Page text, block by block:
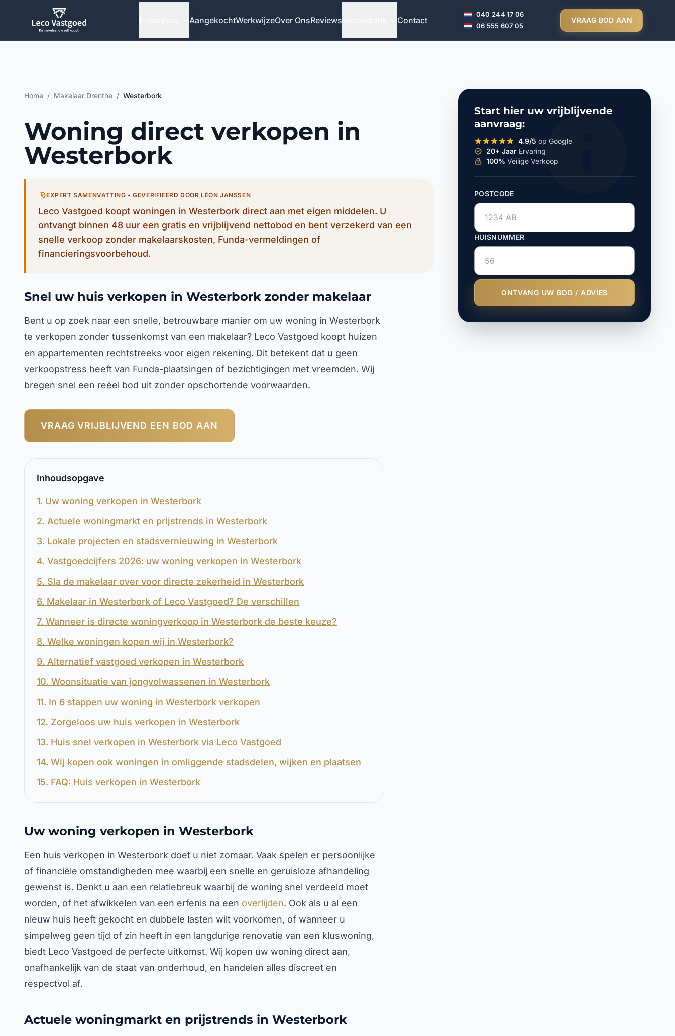
Ga direct naar inhoud
AangekochtWerkwijzeOver OnsReviews Contact
040 244 17 06
06 555 607 05
VRAAG BOD AAN
Home / Makelaar Drenthe / Westerbork
Woning direct verkopen in
Westerbork
EXPERT SAMENVATTING • GEVERIFIEERD DOOR LÉON JANSSEN
Leco Vastgoed koopt woningen in Westerbork direct aan met eigen middelen. U
ontvangt binnen 48 uur een gratis en vrijblijvend nettobod en bent verzekerd van een
snelle verkoop zonder makelaarskosten, Funda-vermeldingen of
financieringsvoorbehoud.
Snel uw huis verkopen in Westerbork zonder makelaar
Bent u op zoek naar een snelle, betrouwbare manier om uw woning in Westerbork
te verkopen zonder tussenkomst van een makelaar? Leco Vastgoed koopt huizen
en appartementen rechtstreeks voor eigen rekening. Dit betekent dat u geen
verkoopstress heeft van Funda-plaatsingen of bezichtigingen met vreemden. Wij
bregen snel een reëel bod uit zonder opschortende voorwaarden.
VRAAG VRIJBLIJVEND EEN BOD AAN
Inhoudsopgave
1. Uw woning verkopen in Westerbork
2. Actuele woningmarkt en prijstrends in Westerbork
3. Lokale projecten en stadsvernieuwing in Westerbork
4. Vastgoedcijfers 2026: uw woning verkopen in Westerbork
5. Sla de makelaar over voor directe zekerheid in Westerbork
6. Makelaar in Westerbork of Leco Vastgoed? De verschillen
7. Wanneer is directe woningverkoop in Westerbork de beste keuze?
8. Welke woningen kopen wij in Westerbork?
9. Alternatief vastgoed verkopen in Westerbork
10. Woonsituatie van jongvolwassenen in Westerbork
11. In 6 stappen uw woning in Westerbork verkopen
12. Zorgeloos uw huis verkopen in Westerbork
13. Huis snel verkopen in Westerbork via Leco Vastgoed
14. Wij kopen ook woningen in omliggende stadsdelen, wijken en plaatsen
15. FAQ: Huis verkopen in Westerbork
Uw woning verkopen in Westerbork
Een huis verkopen in Westerbork doet u niet zomaar. Vaak spelen er persoonlijke
of financiële omstandigheden mee waarbij een snelle en geruisloze afhandeling
gewenst is. Denkt u aan een relatiebreuk waarbij de woning snel verdeeld moet
worden, of het afwikkelen van een erfenis na een overlijden. Ook als u al een
nieuw huis heeft gekocht en dubbele lasten wilt voorkomen, of wanneer u
simpelweg geen tijd of zin heeft in een langdurige renovatie van een kluswoning,
biedt Leco Vastgoed de perfecte uitkomst. Wij kopen uw woning direct aan,
onafhankelijk van de staat van onderhoud, en handelen alles discreet en
respectvol af.
Actuele woningmarkt en prijstrends in Westerbork
Start hier uw vrijblijvende
aanvraag:
4.9/5 op Google
20+ Jaar Ervaring
100% Veilige Verkoop
POSTCODE
HUISNUMMER
ONTVANG UW BOD / ADVIES